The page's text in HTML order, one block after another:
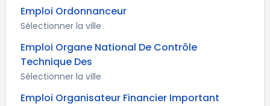
Emploi Ordonnanceur
Sélectionner la ville
Emploi Organe National De Contrôle
Technique Des
Sélectionner la ville
Emploi Organisateur Financier Important